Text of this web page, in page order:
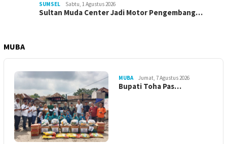
SUMSEL Sabtu, 1 Agustus 2026
Sultan Muda Center Jadi Motor Pengembang…
MUBA
MUBA Jumat, 7 Agustus 2026
Bupati Toha Pas…